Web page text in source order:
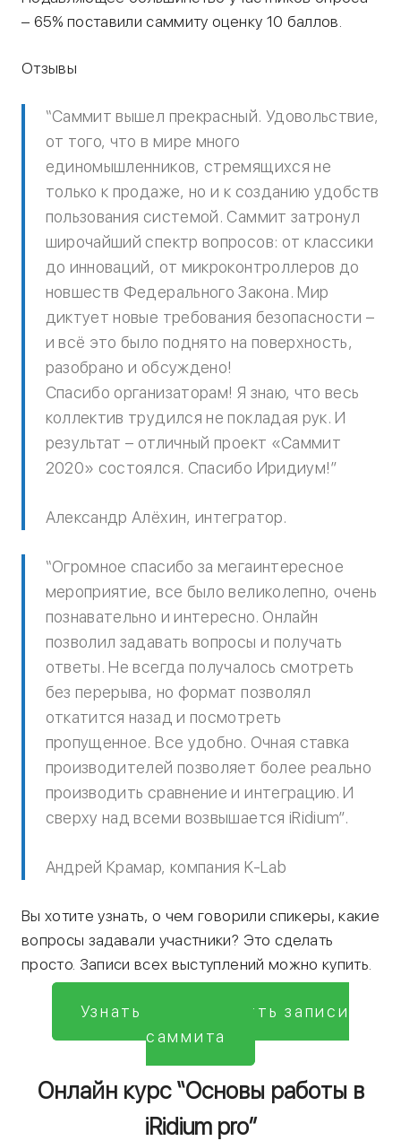
– 65% поставили саммиту оценку 10 баллов.
Отзывы
“Саммит вышел прекрасный. Удовольствие,
от того, что в мире много
единомышленников, стремящихся не
только к продаже, но и к созданию удобств
пользования системой. Саммит затронул
широчайший спектр вопросов: от классики
до инноваций, от микроконтроллеров до
новшеств Федерального Закона. Мир
диктует новые требования безопасности –
и всё это было поднято на поверхность,
разобрано и обсуждено!
Спасибо организаторам! Я знаю, что весь
коллектив трудился не покладая рук. И
результат – отличный проект «Саммит
2020» состоялся. Спасибо Иридиум!”
Александр Алёхин, интегратор.
“Огромное спасибо за мегаинтересное
мероприятие, все было великолепно, очень
познавательно и интересно. Онлайн
позволил задавать вопросы и получать
ответы. Не всегда получалось смотреть
без перерыва, но формат позволял
откатится назад и посмотреть
пропущенное. Все удобно. Очная ставка
производителей позволяет более реально
производить сравнение и интеграцию. И
сверху над всеми возвышается iRidium”.
Андрей Крамар, компания K-Lab
Вы хотите узнать, о чем говорили спикеры, какие
вопросы задавали участники? Это сделать
просто. Записи всех выступлений можно купить.
Узнать цену и купить записи
саммита
Онлайн курс “Основы работы в
iRidium pro”